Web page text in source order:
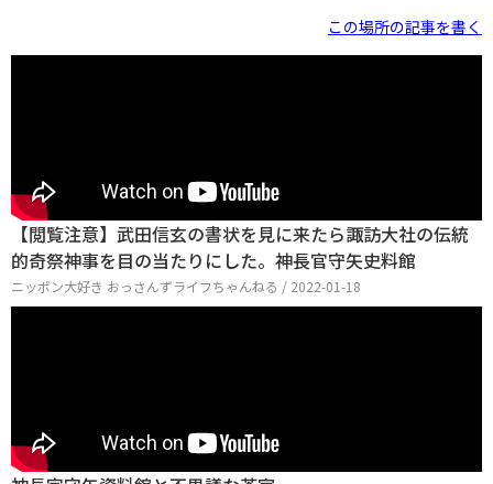
この場所の記事を書く
【閲覧注意】武田信玄の書状を見に来たら諏訪大社の伝統
的奇祭神事を目の当たりにした。神長官守矢史料館
ニッポン大好き おっさんずライフちゃんねる / 2022-01-18